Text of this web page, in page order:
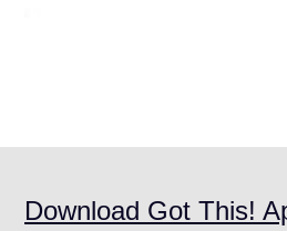
Download Got This!